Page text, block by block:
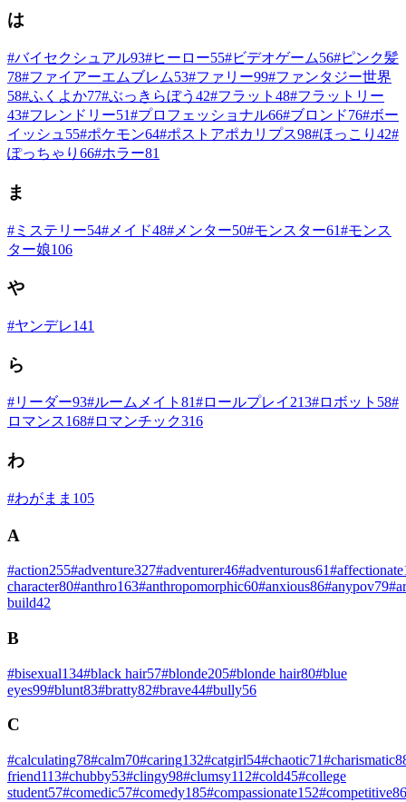
は
#バイセクシュアル93#ヒーロー55#ビデオゲーム56#ピンク髪
78#ファイアーエムブレム53#ファリー99#ファンタジー世界
58#ふくよか77#ぶっきらぼう 42#フラット 48#フラットリー
43#フレンドリー51#プロフェッショナル66#ブロンド76#ボー
イッシュ 55#ポケモン64#ポストアポカリプス98#ほっこり 42#
ぽっちゃり 66#ホラー81
ま
# ミステリー54# メイド48# メンター50#モンスター61#モンス
ター娘106
や
#ヤンデレ141
ら
#リーダー93#ルームメイト 81#ロールプレイ213#ロボット 58#
ロマンス168#ロマンチック316
わ
#わがまま 105
A
#action255#adventure327#adventurer46#adventurous61#affectionate
character80#anthro163#anthropomorphic60#anxious86#anypov79#
build42
B
#bisexual134#black hair57#blonde205#blonde hair80#blue
eyes99#blunt83#bratty82#brave44#bully56
C
#calculating78#calm70#caring132#catgirl54#chaotic71#charismatic
friend113#chubby53#clingy98#clumsy112#cold45#college
student57#comedic57#comedy185#compassionate152#competitive86